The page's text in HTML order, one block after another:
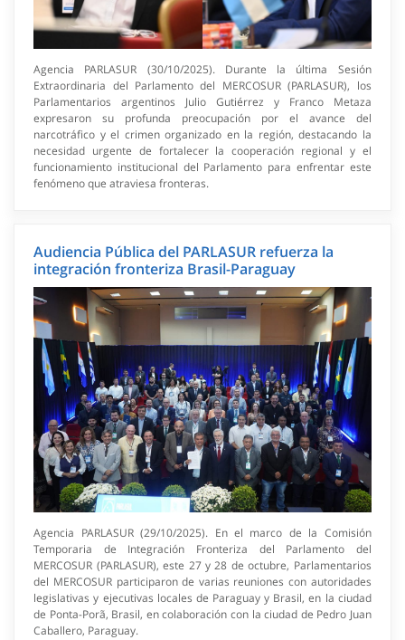
Agencia PARLASUR (30/10/2025). Durante la última Sesión
Extraordinaria del Parlamento del MERCOSUR (PARLASUR), los
Parlamentarios argentinos Julio Gutiérrez y Franco Metaza
expresaron su profunda preocupación por el avance del
narcotráfico y el crimen organizado en la región, destacando la
necesidad urgente de fortalecer la cooperación regional y el
funcionamiento institucional del Parlamento para enfrentar este
fenómeno que atraviesa fronteras.
Audiencia Pública del PARLASUR refuerza la
integración fronteriza Brasil-Paraguay
Agencia PARLASUR (29/10/2025). En el marco de la Comisión
Temporaria de Integración Fronteriza del Parlamento del
MERCOSUR (PARLASUR), este 27 y 28 de octubre, Parlamentarios
del MERCOSUR participaron de varias reuniones con autoridades
legislativas y ejecutivas locales de Paraguay y Brasil, en la ciudad
de Ponta-Porã, Brasil, en colaboración con la ciudad de Pedro Juan
Caballero, Paraguay.